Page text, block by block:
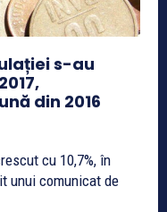
s-au
din 2016
cu 10,7%, în
unui comunicat de